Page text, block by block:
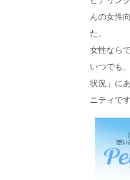
んの女性
た。
女性なら
いつでも
状況」に
ニティです